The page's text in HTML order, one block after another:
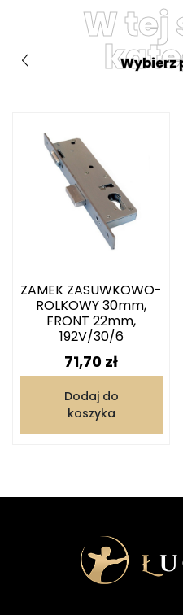
W tej
Wybierz
ZAMEK ZASUWKOWO-
ROLKOWY 30mm,
FRONT 22mm,
192V/30/6
Cena
71,70 zł
Dodaj do
koszyka